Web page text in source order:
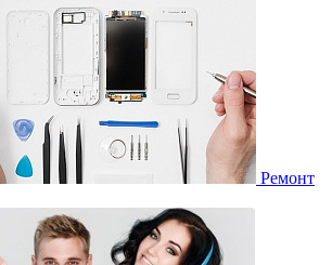
Ремонт